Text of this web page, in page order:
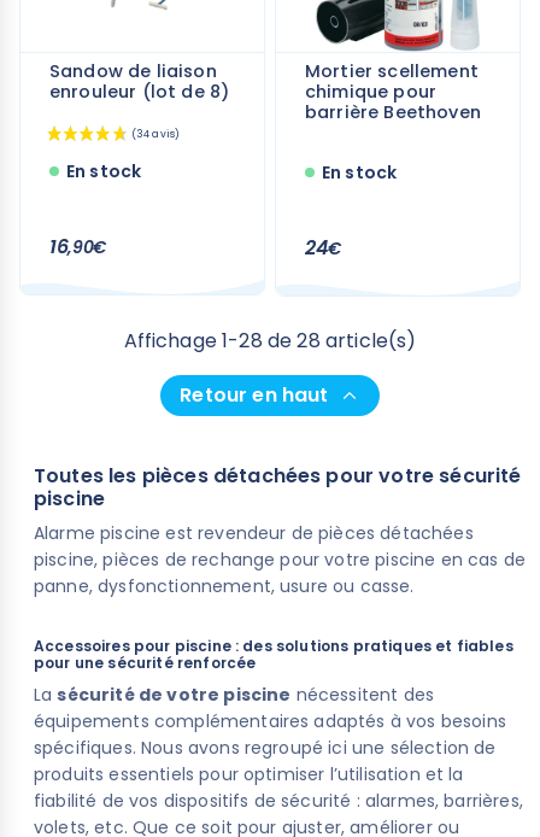
Sandow de liaison
enrouleur (lot de 8)
En stock
16,90€
Mortier scellement
chimique pour
barrière Beethoven
En stock
24€
Affichage 1-28 de 28 article(s)
Retour en haut
Toutes les pièces détachées pour votre sécurité
piscine
Alarme piscine est revendeur de pièces détachées
piscine, pièces de rechange pour votre piscine en cas de
panne, dysfonctionnement, usure ou casse.
Accessoires pour piscine : des solutions pratiques et fiables
pour une sécurité renforcée
Lasécurité de votre piscine nécessitent des
équipements complémentaires adaptés à vos besoins
spécifiques. Nous avons regroupé ici une sélection de
produits essentiels pour optimiser l’utilisation et la
fiabilité de vos dispositifs de sécurité : alarmes, barrières,
volets, etc. Que ce soit pour ajuster, améliorer ou